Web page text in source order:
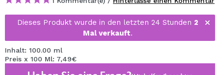
Dieses Produkt wurde in den letzten 24 Stunden 2
Mal verkauft.
Inhalt: 100.00 ml
Preis x 100 Ml: 7,49€